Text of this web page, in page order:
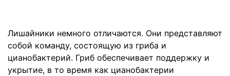
Лишайники немного отличаются. Они представляют
собой команду, состоящую из гриба и
цианобактерий. Гриб обеспечивает поддержку и
укрытие, в то время как цианобактерии